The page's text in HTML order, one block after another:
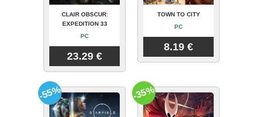
CLAIR OBSCUR:
EXPEDITION 33
PC
23.29 €
TOWN TO CITY
PC
8.19 €
-55% -35%